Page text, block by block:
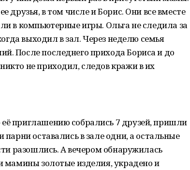
друзья, в том числе и Борис. Они все вместе
в компьютерные игры. Ольга не следила за
выходил в зал. Через неделю семья
После последнего прихода Бориса и до
не приходил, следов кражи в их
приглашению собрались 7 друзей, пришли
оставались в зале одни, а остальные
разошлись. А вечером обнаружилась
мамины золотые изделия, украдено и